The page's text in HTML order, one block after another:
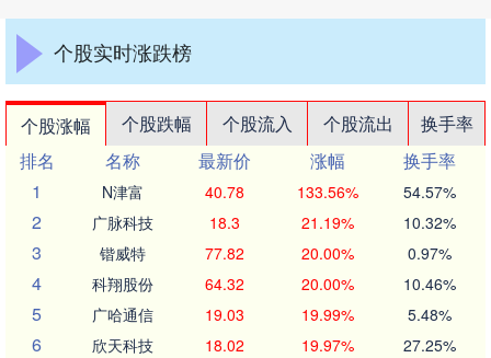
个股实时涨跌榜
个股涨幅 个股跌幅 个股流入 个股流出
换手率
排名
名称 最新价 涨幅
换手率
1
N津富 40.78 133.56% 54.57%
2 广脉科技 18.3 21.19% 10.32%
3 锴威特 77.82 20.00% 0.97%
4 科翔股份 64.32 20.00% 10.46%
5 广哈通信 19.03 19.99% 5.48%
6 欣天科技 18.02 19.97% 27.25%